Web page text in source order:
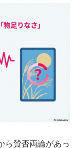
ら賛否両論があっ